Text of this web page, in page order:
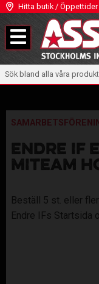
Meny
Hitta butik / Öppettider
ENDRE IF
MITEAM
Beställ 5 st. eller
Endre IFs Startsida